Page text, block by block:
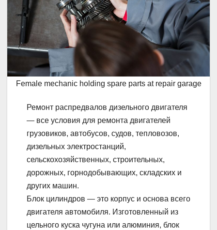
Female mechanic holding spare parts at repair garage
Ремонт распредвалов дизельного двигателя
— все условия для ремонта двигателей
грузовиков, автобусов, судов, тепловозов,
дизельных электростанций,
сельскохозяйственных, строительных,
дорожных, горнодобывающих, складских и
других машин.
Блок цилиндров — это корпус и основа всего
двигателя автомобиля. Изготовленный из
цельного куска чугуна или алюминия, блок